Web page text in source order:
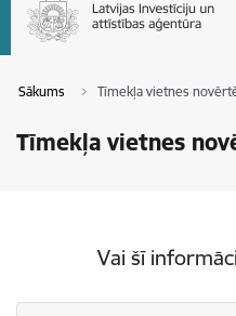
Sākums Tīmekļa vietnes
Tīmekļa vietnes
Vai šī